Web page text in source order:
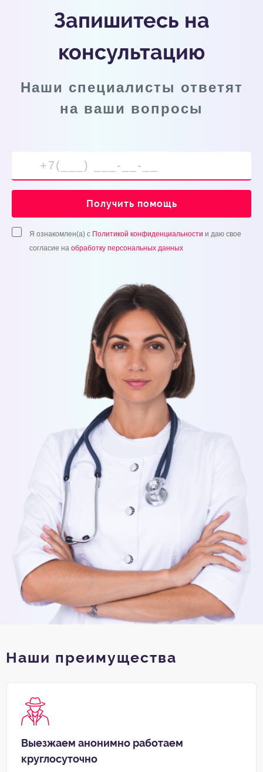
Запишитесь на
консультацию
Наши специалисты ответят
на ваши вопросы
Получить помощь
Я ознакомлен(а) с Политикой конфиденциальности и даю свое
согласие на обработку персональных данных
Наши преимущества
Выезжаем анонимно работаем
круглосуточно